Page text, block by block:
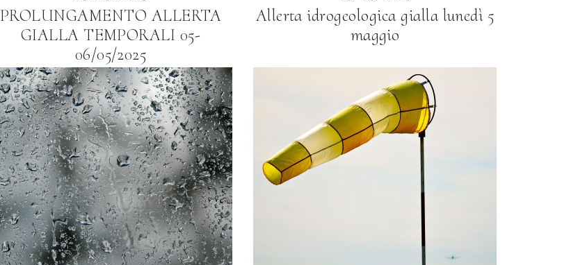
PROLUNGAMENTO ALLERTA
GIALLA TEMPORALI 05-
06/05/2025
Allerta idrogeologica gialla lunedì 5
maggio